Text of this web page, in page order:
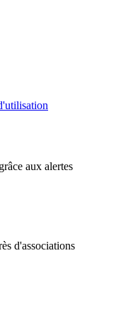
aux alertes
d'associations